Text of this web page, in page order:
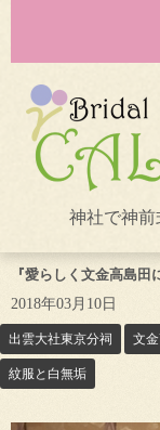
神社で神
『愛らしく文金高島田
2018年03月10日
出雲大社東京分祠 文
紋服と白無垢